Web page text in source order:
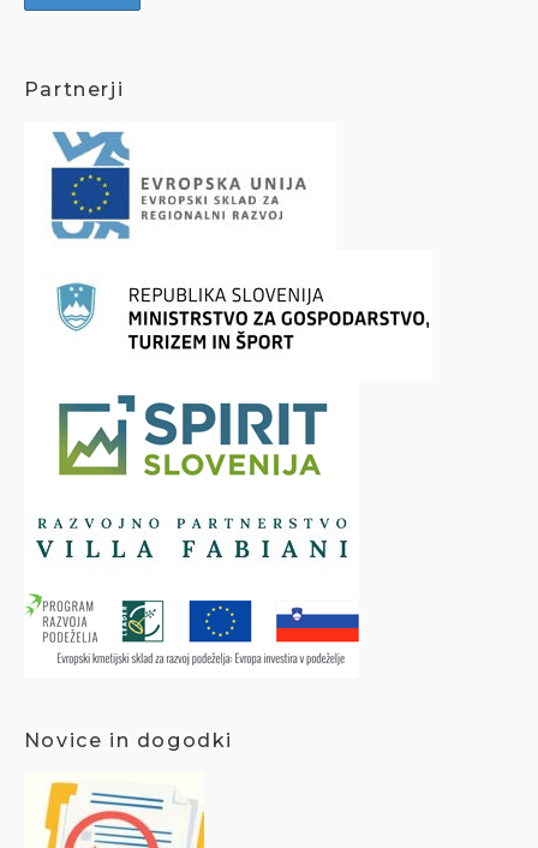
Partnerji
Novice in dogodki